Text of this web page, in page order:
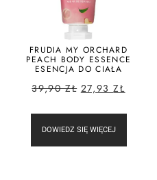
FRUDIA MY ORCHARD
PEACH BODY ESSENCE
ESENCJA DO CIAŁA
39,90ZŁ 27,93ZŁ
DOWIEDZ SIĘ WIĘCEJ